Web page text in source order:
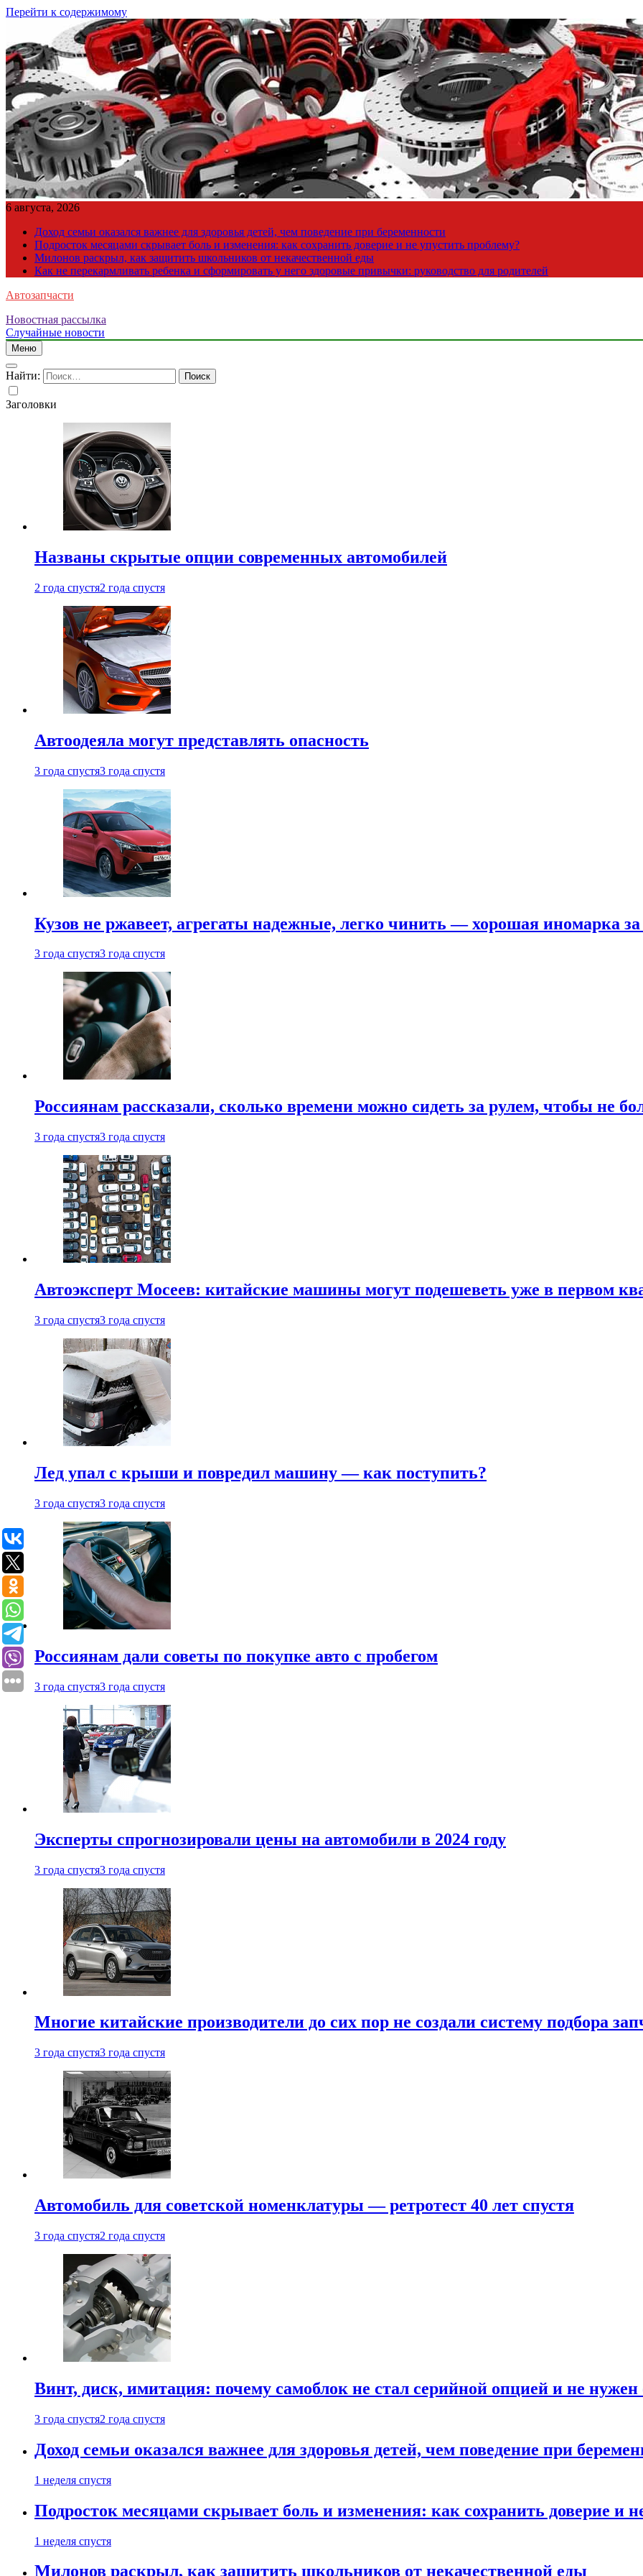
Перейти к содержимому
6 августа, 2026
Доход семьи оказался важнее для здоровья детей, чем поведение при беременности
Подросток месяцами скрывает боль и изменения: как сохранить доверие и не упустить проблему?
Милонов раскрыл, как защитить школьников от некачественной еды
Как не перекармливать ребенка и сформировать у него здоровые привычки: руководство для родителей
Автозапчасти
Новостная рассылка
Случайные новости
Меню
Найти:
Заголовки
Названы скрытые опции современных автомобилей
2 года спустя2 года спустя
Автоодеяла могут представлять опасность
3 года спустя3 года спустя
Кузов не ржавеет, агрегаты надежные, легко чинить — хорошая иномарка за
3 года спустя3 года спустя
Россиянам рассказали, сколько времени можно сидеть за рулем, чтобы не
3 года спустя3 года спустя
Автоэксперт Мосеев: китайские машины могут подешеветь уже в первом
3 года спустя3 года спустя
Лед упал с крыши и повредил машину — как поступить?
3 года спустя3 года спустя
Россиянам дали советы по покупке авто с пробегом
3 года спустя3 года спустя
Эксперты спрогнозировали цены на автомобили в 2024 году
3 года спустя3 года спустя
Многие китайские производители до сих пор не создали систему подбора
3 года спустя3 года спустя
Автомобиль для советской номенклатуры — ретротест 40 лет спустя
3 года спустя2 года спустя
Винт, диск, имитация: почему самоблок не стал серийной опцией и не
3 года спустя2 года спустя
Доход семьи оказался важнее для здоровья детей, чем поведение при
1 неделя спустя
Подросток месяцами скрывает боль и изменения: как сохранить доверие и
1 неделя спустя
Милонов раскрыл, как защитить школьников от некачественной еды